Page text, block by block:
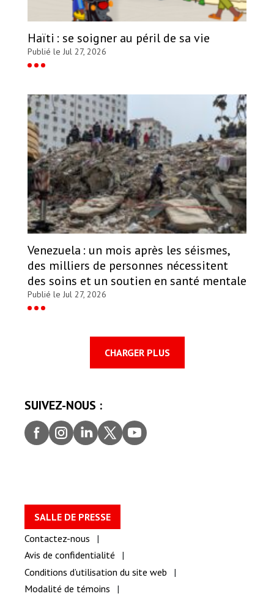
Haïti : se soigner au péril de sa vie
Publié le Jul 27, 2026
Venezuela : un mois après les séismes,
des milliers de personnes nécessitent
des soins et un soutien en santé mentale
Publié le Jul 27, 2026
CHARGER PLUS
SUIVEZ-NOUS :
Faceb
ook
Insta
gram
Linke
dIn
Twitt
er
youtu
be
SALLE DE PRESSE
Contactez-nous
Avis de confidentialité
Conditions d’utilisation du site web
Modalité de témoins